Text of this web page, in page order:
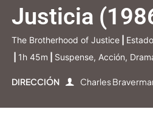
Justicia
The Brotherhood of Justice
1h 45m Suspense, Acción,
DIRECCIÓN Charles